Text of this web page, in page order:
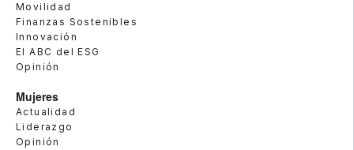
Movilidad
Finanzas Sostenibles
Innovación
El ABC del ESG
Opinión
Mujeres
Actualidad
Liderazgo
Opinión